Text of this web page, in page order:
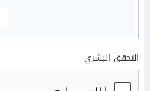
التحقق البشري